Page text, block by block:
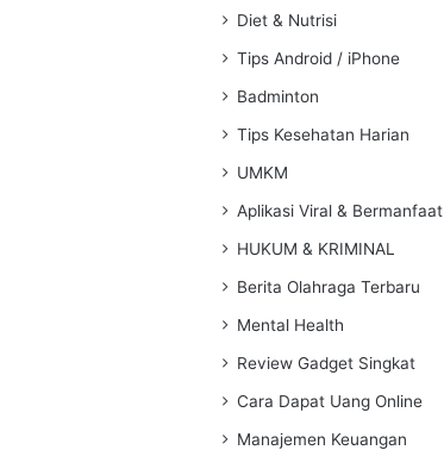
Diet & Nutrisi
Tips Android / iPhone
Badminton
Tips Kesehatan Harian
UMKM
Aplikasi Viral & Bermanfaat
HUKUM & KRIMINAL
Berita Olahraga Terbaru
Mental Health
Review Gadget Singkat
Cara Dapat Uang Online
Manajemen Keuangan